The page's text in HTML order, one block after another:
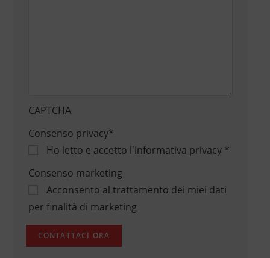
CAPTCHA
Consenso privacy*
Ho letto e accetto l'informativa privacy*
Consenso marketing
Acconsento al trattamento dei miei dati
per finalità di marketing